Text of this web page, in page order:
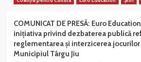
COMUNICAT DE PRESĂ: Euro
inițiativa privind dezbaterea publică
reglementarea și interzicerea
Municipiul Târgu Jiu